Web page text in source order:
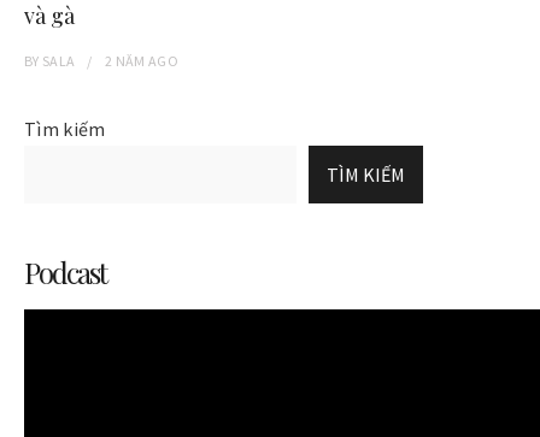
và gà
BY SALA 2 NĂM AGO
Tìm kiếm
TÌM KIẾM
Podcast